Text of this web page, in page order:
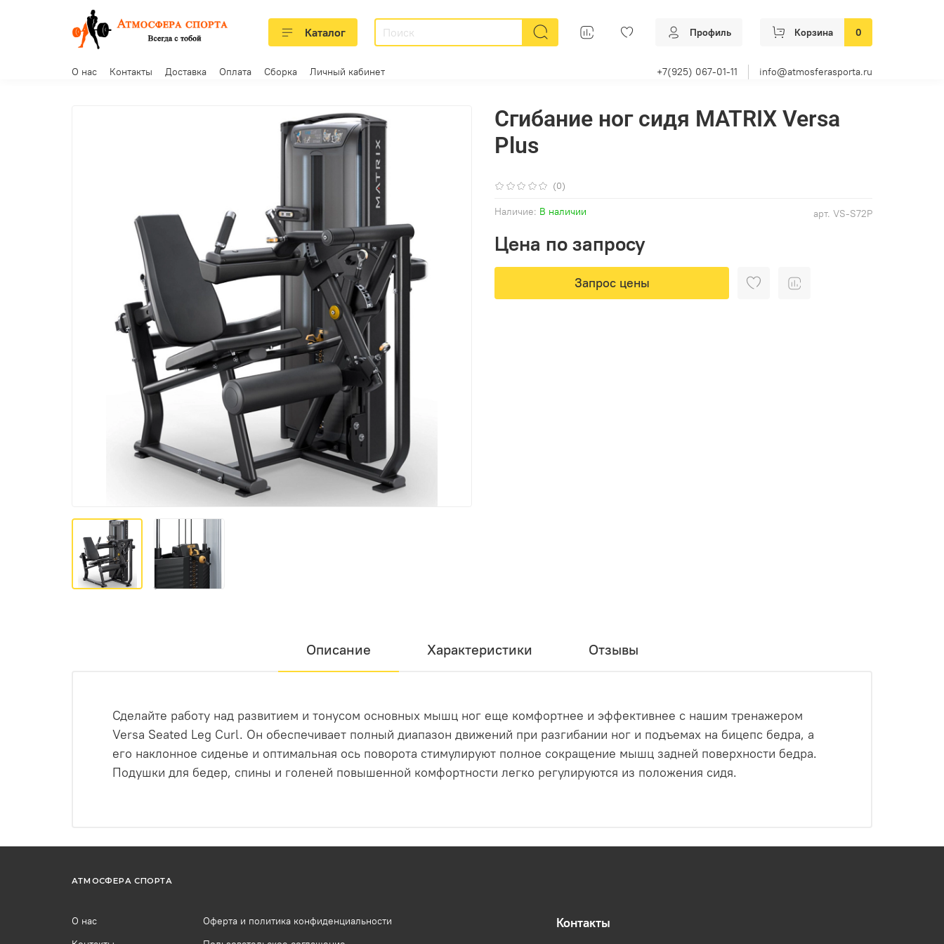
Каталог Профиль Корзина 0
О нас Контакты Доставка Оплата Сборка Личный кабинет +7(925) 067-01-11 info@atmosferasporta.ru
(0)
арт. VS-S72P
Наличие: В наличии
Сгибание ног сидя MATRIX Versa
Plus
Цена по запросу
Запрос цены
Описание Характеристики Отзывы
Сделайте работу над развитием и тонусом основных мышц ног еще комфортнее и эффективнее с нашим тренажером
Versa Seated Leg Curl. Он обеспечивает полный диапазон движений при разгибании ног и подъемах на бицепс бедра, а
его наклонное сиденье и оптимальная ось поворота стимулируют полное сокращение мышц задней поверхности бедра.
Подушки для бедер, спины и голеней повышенной комфортности легко регулируются из положения сидя.
АТМОСФЕРА СПОРТА
О нас
Оферта и политика конфиденциальности
Контакты